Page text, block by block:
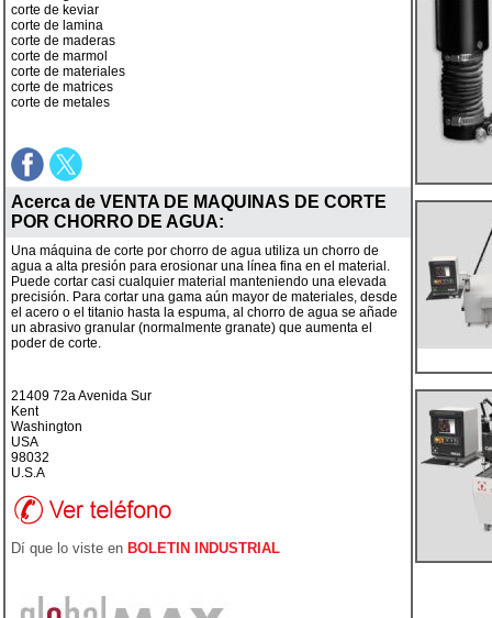
corte de keviar
corte de lamina
corte de maderas
corte de marmol
corte de materiales
corte de matrices
corte de metales
Acerca de VENTA DE MAQUINAS DE CORTE
POR CHORRO DE AGUA:
Una máquina de corte por chorro de agua utiliza un chorro de
agua a alta presión para erosionar una línea fina en el material.
Puede cortar casi cualquier material manteniendo una elevada
precisión. Para cortar una gama aún mayor de materiales, desde
el acero o el titanio hasta la espuma, al chorro de agua se añade
un abrasivo granular (normalmente granate) que aumenta el
poder de corte.
21409 72a Avenida Sur
Kent
Washington
USA
98032
U.S.A
Dí que lo viste en BOLETIN INDUSTRIAL